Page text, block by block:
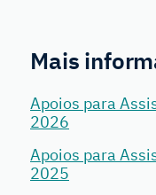
Mais
Apoios para
2026
Apoios para
2025